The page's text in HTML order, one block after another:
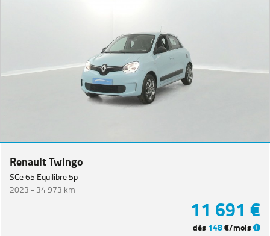
Renault Twingo
SCe 65 Equilibre 5p
2023 -34 973 km
11 691 €
dès 148€/mois